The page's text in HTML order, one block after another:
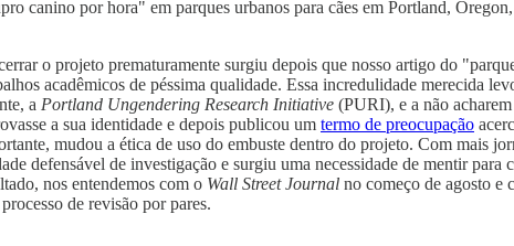
canino por hora" em parques urbanos para cães em Portland,
o projeto prematuramente surgiu depois que nosso artigo do
acadêmicos de péssima qualidade. Essa incredulidade merecida
a Portland Ungendering Research Initiative (PURI), e a não
a sua identidade e depois publicou um termo de preocupação
mudou a ética de uso do embuste dentro do projeto. Com mais
defensável de investigação e surgiu uma necessidade de mentir
nos entendemos com o Wall Street Journal no começo de agosto e
de revisão por pares.